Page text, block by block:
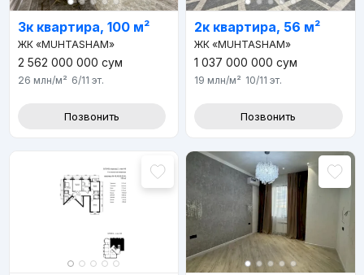
3к квартира, 100 м²
ЖК «MUHTASHAM»
2 562 000 000 сум
26 млн/м² 6/11 эт.
Позвонить
2к квартира, 56 м²
ЖК «MUHTASHAM»
1 037 000 000 сум
19 млн/м² 10/11 эт.
Позвонить